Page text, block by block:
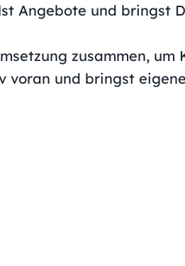
Angebote und bringst
zusammen,
und bringst